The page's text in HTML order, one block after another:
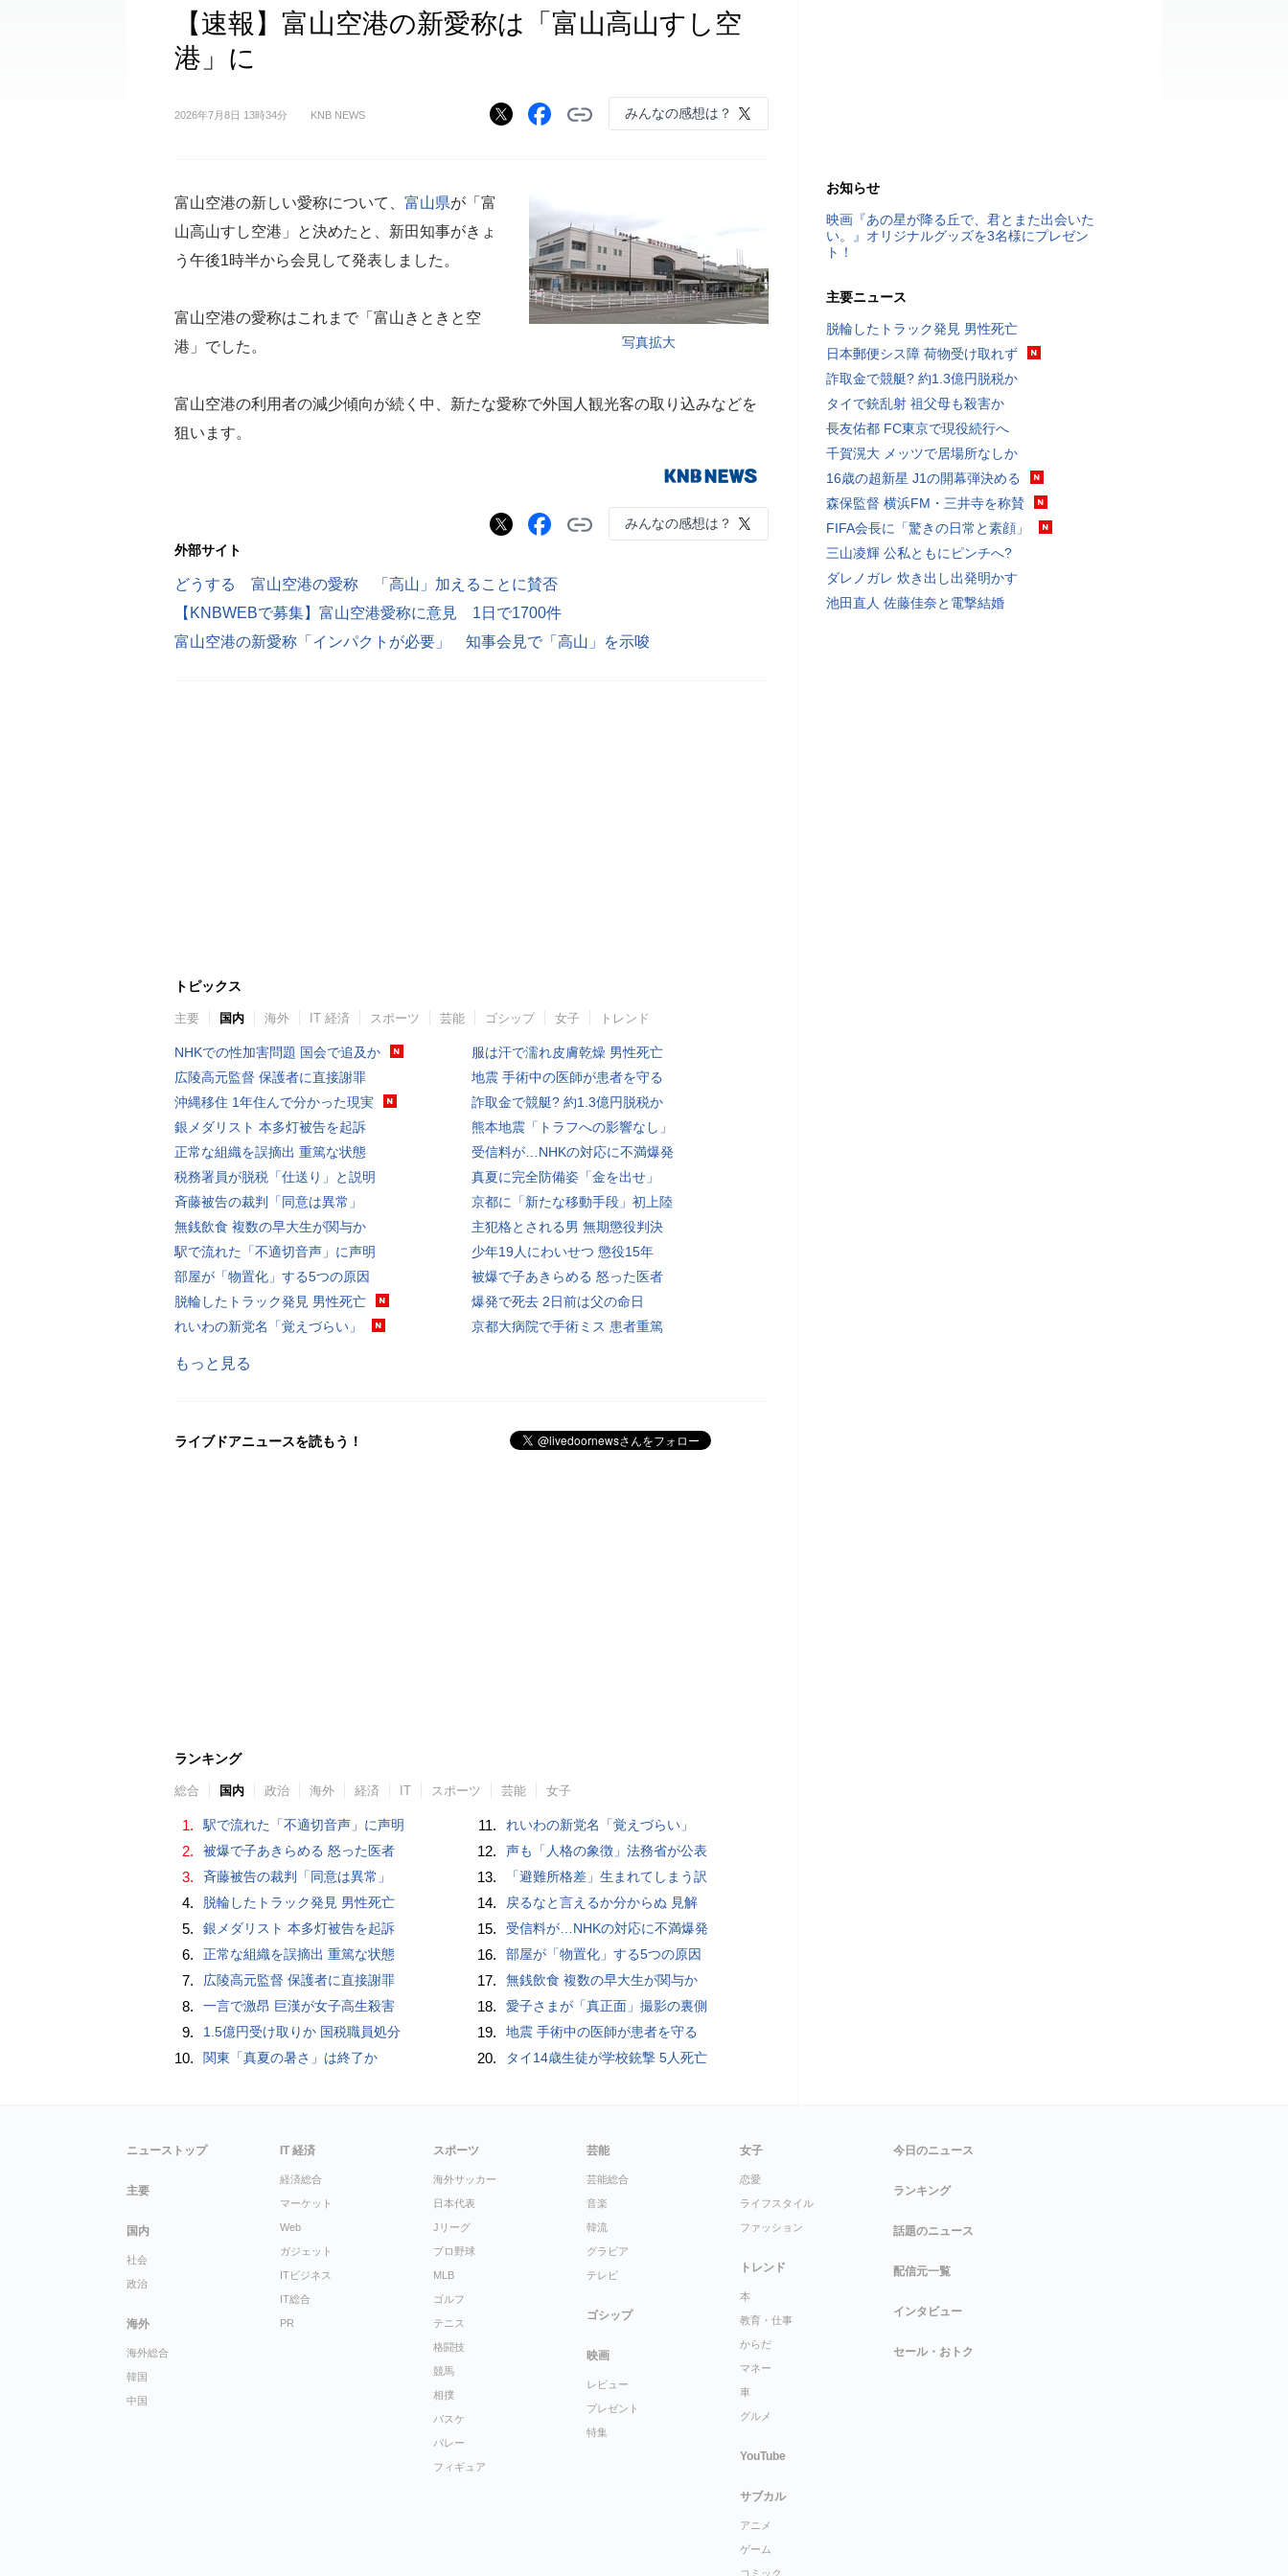
【速報】富山空港の新愛称は「富山高山すし空
港」に
2026年7月8日 13時34分 KNB NEWS みんなの感想は？
写真拡大
富山空港の新しい愛称について、 富山県が「富
山高山すし空港」と決めたと、新田知事がきょ
う午後1時半から会見して発表しました。
富山空港の愛称はこれまで「富山きときと空
港」でした。
富山空港の利用者の減少傾向が続く中、新たな愛称で外国人観光客の取り込みなどを
狙います。
みんなの感想は？
外部サイト
どうする 富山空港の愛称 「高山」加えることに賛否
【KNBWEBで募集】富山空港愛称に意見 1日で1700件
富山空港の新愛称「インパクトが必要」 知事会見で「高山」を示唆
トピックス
主要 国内 海外 IT 経済 スポーツ 芸能 ゴシップ 女子 トレンド
NHKでの性加害問題 国会で追及か
広陵高元監督 保護者に直接謝罪
沖縄移住 1年住んで分かった現実
銀メダリスト 本多灯被告を起訴
正常な組織を誤摘出 重篤な状態
税務署員が脱税「仕送り」と説明
斉藤被告の裁判「同意は異常」
無銭飲食 複数の早大生が関与か
駅で流れた「不適切音声」に声明
部屋が「物置化」する5つの原因
脱輪したトラック発見 男性死亡
れいわの新党名「覚えづらい」
服は汗で濡れ皮膚乾燥 男性死亡
地震 手術中の医師が患者を守る
詐取金で競艇? 約1.3億円脱税か
熊本地震「トラフへの影響なし」
受信料が…NHKの対応に不満爆発
真夏に完全防備姿「金を出せ」
京都に「新たな移動手段」初上陸
主犯格とされる男 無期懲役判決
少年19人にわいせつ 懲役15年
被爆で子あきらめる 怒った医者
爆発で死去 2日前は父の命日
京都大病院で手術ミス 患者重篤
もっと見る
ライブドアニュースを読もう！
ランキング
総合 国内 政治 海外 経済 IT スポーツ 芸能 女子
1. 駅で流れた「不適切音声」に声明
2. 被爆で子あきらめる 怒った医者
3. 斉藤被告の裁判「同意は異常」
4. 脱輪したトラック発見 男性死亡
5. 銀メダリスト 本多灯被告を起訴
6. 正常な組織を誤摘出 重篤な状態
7. 広陵高元監督 保護者に直接謝罪
8. 一言で激昂 巨漢が女子高生殺害
9. 1.5億円受け取りか 国税職員処分
10. 関東「真夏の暑さ」は終了か
11. れいわの新党名「覚えづらい」
12. 声も「人格の象徴」法務省が公表
13. 「避難所格差」生まれてしまう訳
14. 戻るなと言えるか分からぬ 見解
15. 受信料が…NHKの対応に不満爆発
16. 部屋が「物置化」する5つの原因
17. 無銭飲食 複数の早大生が関与か
18. 愛子さまが「真正面」撮影の裏側
19. 地震 手術中の医師が患者を守る
20. タイ14歳生徒が学校銃撃 5人死亡
お知らせ
映画『あの星が降る丘で、君とまた出会いた
い。』オリジナルグッズを3名様にプレゼン
ト！
主要ニュース
脱輪したトラック発見 男性死亡
日本郵便シス障 荷物受け取れず
詐取金で競艇? 約1.3億円脱税か
タイで銃乱射 祖父母も殺害か
長友佑都 FC東京で現役続行へ
千賀滉大 メッツで居場所なしか
16歳の超新星 J1の開幕弾決める
森保監督 横浜FM・三井寺を称賛
FIFA会長に「驚きの日常と素顔」
三山凌輝 公私ともにピンチへ?
ダレノガレ 炊き出し出発明かす
池田直人 佐藤佳奈と電撃結婚
ニューストップ
主要
国内
社会
政治
海外
海外総合
韓国
中国
IT 経済
経済総合
マーケット
Web
ガジェット
ITビジネス
IT総合
PR
スポーツ
海外サッカー
日本代表
Jリーグ
プロ野球
MLB
ゴルフ
テニス
格闘技
競馬
相撲
バスケ
バレー
フィギュア
芸能
芸能総合
音楽
韓流
グラビア
テレビ
ゴシップ
映画
レビュー
プレゼント
特集
女子
恋愛
ライフスタイル
ファッション
トレンド
本
教育・仕事
からだ
マネー
車
グルメ
YouTube
サブカル
アニメ
ゲーム
コミック
今日のニュース
ランキング
話題のニュース
配信元一覧
インタビュー
セール・おトク